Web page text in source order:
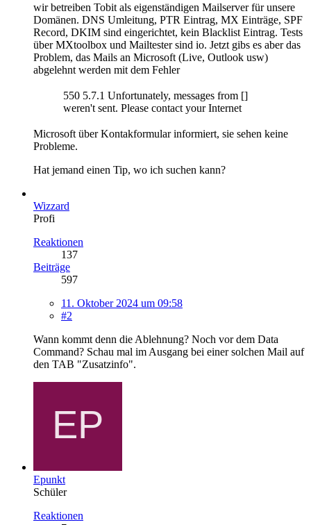
wir betreiben Tobit als eigenständigen Mailserver für unsere
Domänen. DNS Umleitung, PTR Eintrag, MX Einträge, SPF
Record, DKIM sind eingerichtet, kein Blacklist Eintrag. Tests
über MXtoolbox und Mailtester sind io. Jetzt gibs es aber das
Problem, das Mails an Microsoft (Live, Outlook usw)
abgelehnt werden mit dem Fehler
550 5.7.1 Unfortunately, messages from []
weren't sent. Please contact your Internet
Microsoft über Kontakformular informiert, sie sehen keine
Probleme.
Hat jemand einen Tip, wo ich suchen kann?
Wizzard
Profi
Reaktionen
137
Beiträge
597
11. Oktober 2024 um 09:58
#2
Wann kommt denn die Ablehnung? Noch vor dem Data
Command? Schau mal im Ausgang bei einer solchen Mail auf
den TAB "Zusatzinfo".
Epunkt
Schüler
Reaktionen